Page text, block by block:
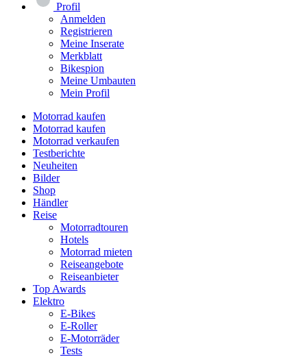
Profil
Anmelden
Registrieren
Meine Inserate
Merkblatt
Bikespion
Meine Umbauten
Mein Profil
Motorrad kaufen
Motorrad kaufen
Motorrad verkaufen
Testberichte
Neuheiten
Bilder
Shop
Händler
Reise
Motorradtouren
Hotels
Motorrad mieten
Reiseangebote
Reiseanbieter
Top Awards
Elektro
E-Bikes
E-Roller
E-Motorräder
Tests